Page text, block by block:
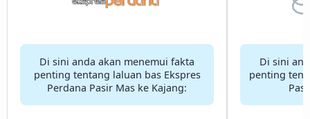
Di sini anda akan menemui fakta
penting tentang laluan bas Ekspres
Perdana Pasir Mas ke Kajang:
Di sini
penting